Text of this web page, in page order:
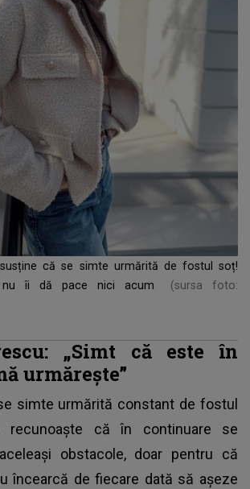
că se simte urmărită de fostul soț!
nu îi dă pace nici acum
(sursa foto:
„Simt că este în
urmărește”
simte urmărită constant de fostul
recunoaște că în continuare se
obstacole, doar pentru că
încearcă de fiecare dată să așeze